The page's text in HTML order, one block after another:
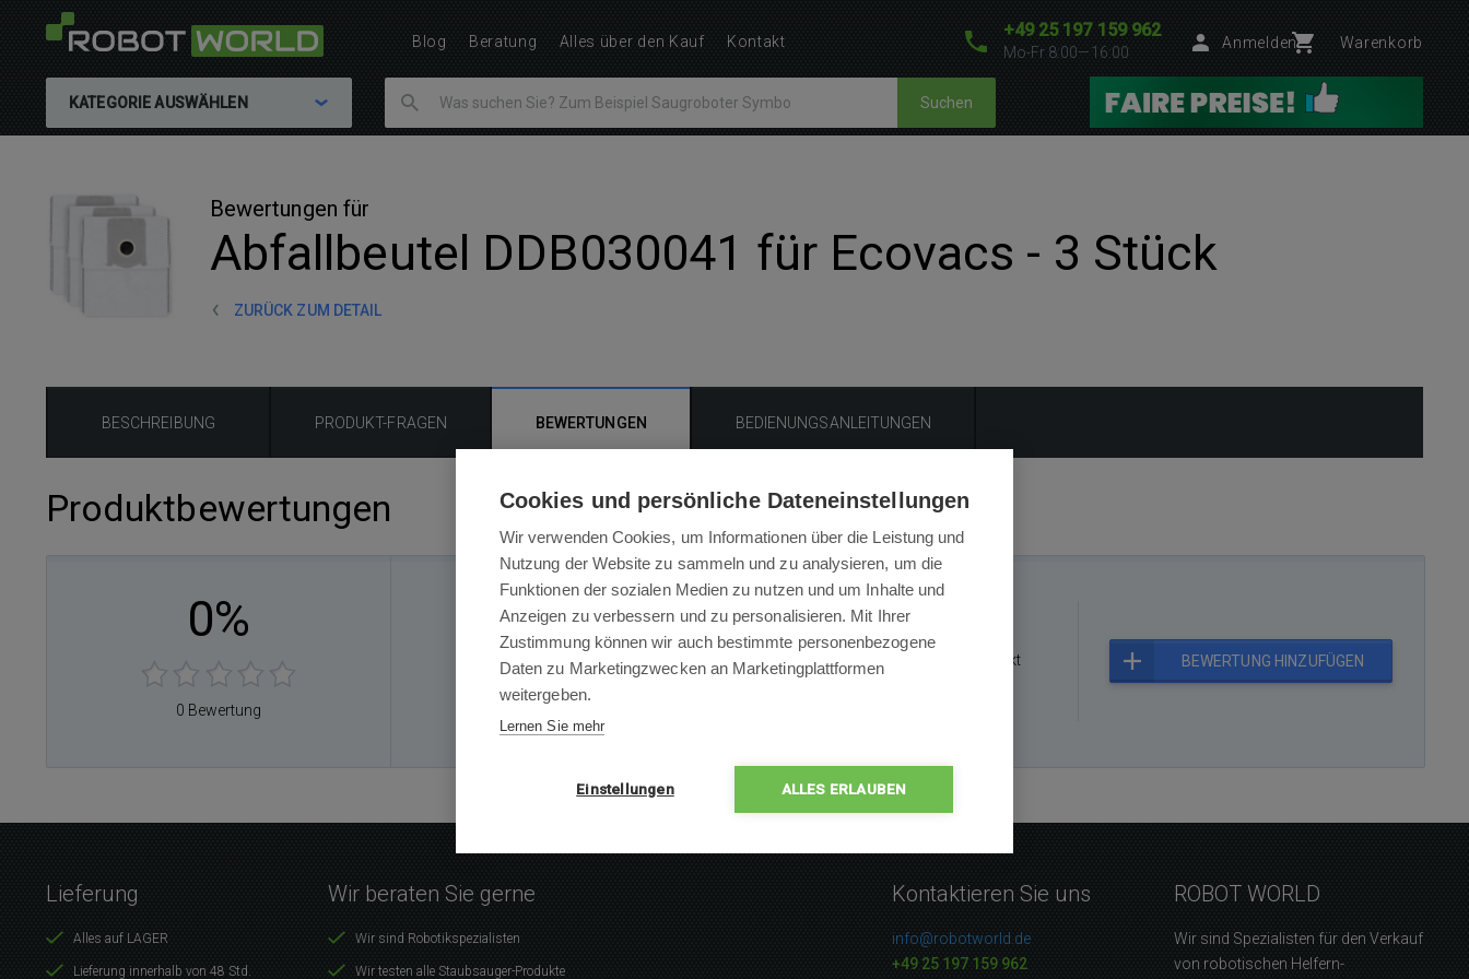
+49 25 197 159 962
Mo-Fr 8:00—16:00
Anmelden Warenkorb
KATEGORIE AUSWÄHLEN Suchen
Bewertungen für
Abfallbeutel DDB030041 für Ecovacs - 3 Stück
ZURÜCK ZUM DETAIL
BESCHREIBUNG PRODUKT-FRAGEN BEWERTUNGEN BEDIENUNGSANLEITUNGEN
Produktbewertungen
0%
0 Bewertung
×
0 % Leute empfehlen das Produkt BEWERTUNG HINZUFÜGEN
Blog Beratung Alles über den Kauf Kontakt
Lieferung
Alles auf LAGER
Lieferung innerhalb von 48 Std.
Wir beraten Sie gerne
Wir sind Robotikspezialisten
Wir testen alle Staubsauger-Produkte
Kontaktieren Sie uns
info@robotworld.de
+49 25 197 159 962
ROBOT WORLD
Wir sind Spezialisten für den Verkauf
von robotischen Helfern-
Cookies und persönliche Dateneinstellungen
Wir verwenden Cookies, um Informationen über die Leistung und
Nutzung der Website zu sammeln und zu analysieren, um die
Funktionen der sozialen Medien zu nutzen und um Inhalte und
Anzeigen zu verbessern und zu personalisieren. Mit Ihrer
Zustimmung können wir auch bestimmte personenbezogene
Daten zu Marketingzwecken an Marketingplattformen
weitergeben.
Lernen Sie mehr
Einstellungen ALLES ERLAUBEN